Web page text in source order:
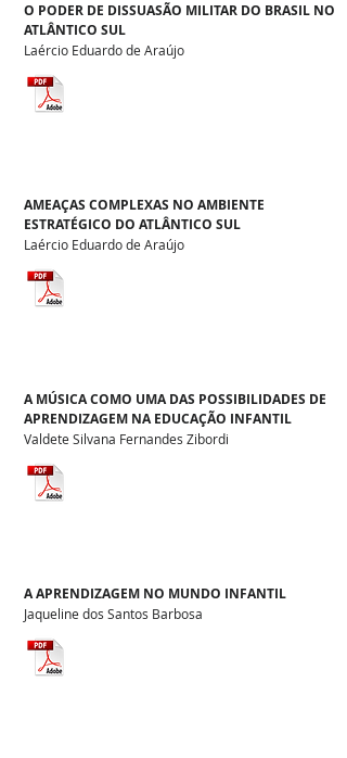
Laércio Eduardo de Araújo
O PODER DE DISSUASÃO MILITAR DO BRASIL NO
ATLÂNTICO SUL
Laércio Eduardo de Araújo
AMEAÇAS COMPLEXAS NO AMBIENTE
ESTRATÉGICO DO ATLÂNTICO SUL
Valdete Silvana Fernandes Zibordi
A MÚSICA COMO UMA DAS POSSIBILIDADES DE
APRENDIZAGEM NA EDUCAÇÃO INFANTIL
Jaqueline dos Santos Barbosa
A APRENDIZAGEM NO MUNDO INFANTIL